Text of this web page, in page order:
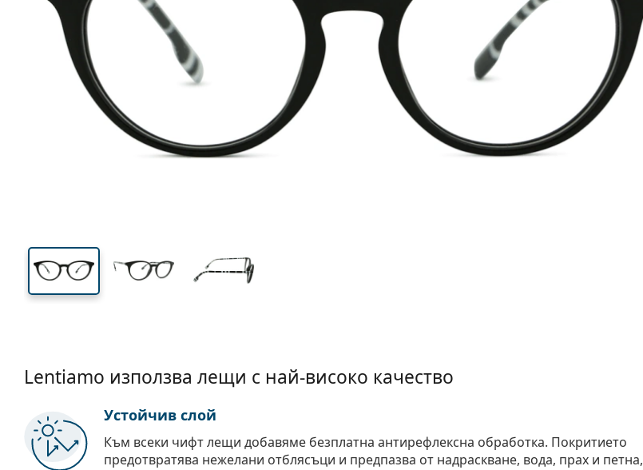
Lentiamo използва лещи с най-високо качество
Устойчив слой
Към всеки чифт лещи добавяме безплатна антирефлексна обработка. Покритието
предотвратява нежелани отблясъци и предпазва от надраскване, вода, прах и петна,